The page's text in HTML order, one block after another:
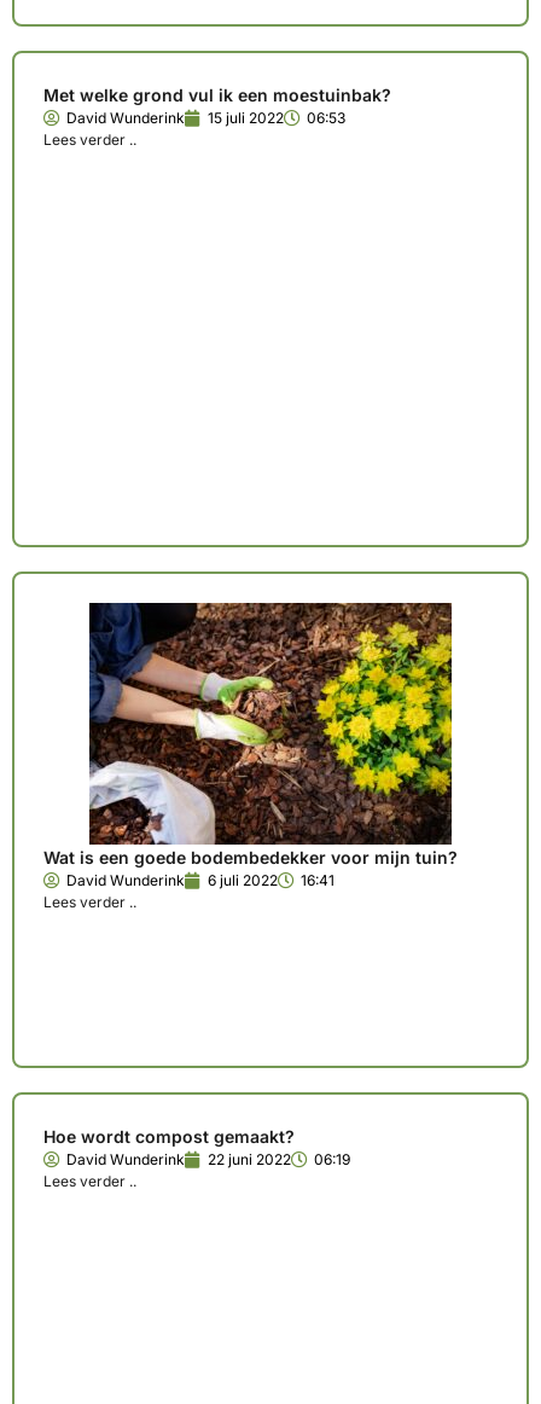
Met welke grond vul ik een moestuinbak?
David Wunderink 15 juli 2022
06:53
Lees verder ..
Wat is een goede bodembedekker voor mijn tuin?
David Wunderink 6 juli 2022
16:41
Lees verder ..
Hoe wordt compost gemaakt?
David Wunderink 22 juni 2022
06:19
Lees verder ..